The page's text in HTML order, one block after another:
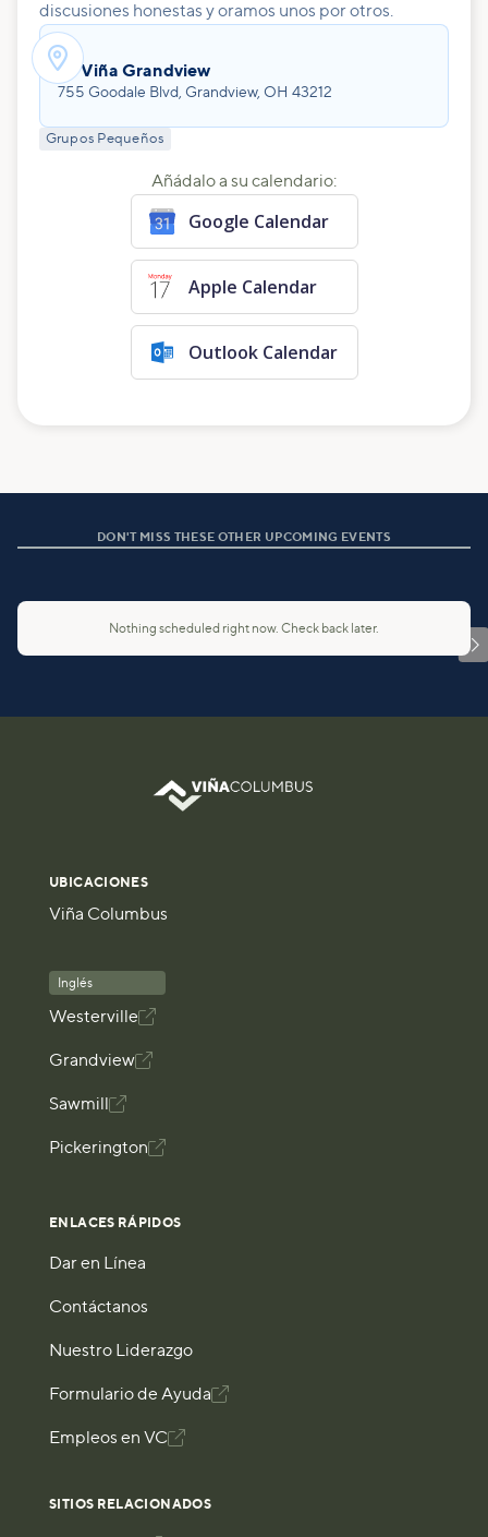
discusiones honestas y oramos unos por otros.
La Viña Grandview
755 Goodale Blvd, Grandview, OH 43212
Grupos Pequeños
Añádalo a su calendario:
Google Calendar
Apple Calendar
Outlook Calendar
DON'T MISS THESE OTHER UPCOMING EVENTS

Nothing scheduled right now. Check back later.
UBICACIONES
Viña Columbus
Inglés
Westerville
Grandview
Sawmill
Pickerington
ENLACES RÁPIDOS
Dar en Línea
Contáctanos
Nuestro Liderazgo
Formulario de Ayuda
Empleos en VC
SITIOS RELACIONADOS